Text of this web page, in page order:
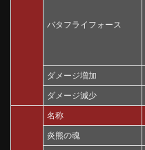
バタフライフォース
ダメージ増加
ダメージ減少
名称
炎熊の魂